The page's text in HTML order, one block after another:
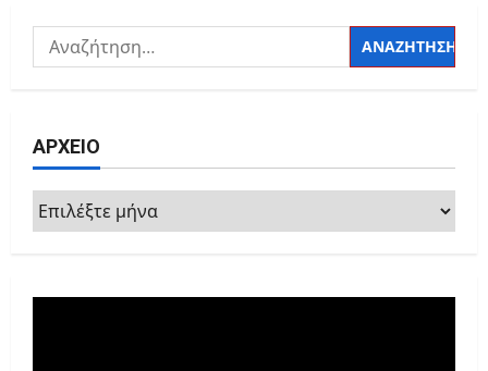
Αναζήτηση
για:
ΑΡΧΕΙΟ
ΑΡΧΕΙΟ